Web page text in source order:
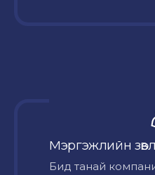
Мэргэжлийн
Бид танай